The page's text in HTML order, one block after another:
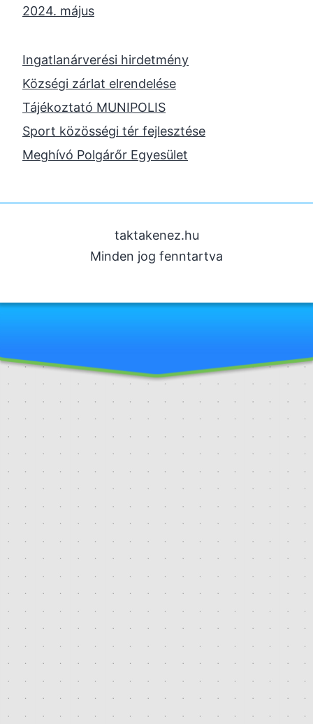
2024. május
2023. november
2023. október
2023. szeptember
2023. június
2023. február
2022. november
2022. május
2021. szeptember
2020. május
2020. február
2020. január
2019. november
2019. október
2019. augusztus
2019. február
Ingatlanárverési hirdetmény
Községi zárlat elrendelése
Tájékoztató MUNIPOLIS
Sport közösségi tér fejlesztése
Meghívó Polgárőr Egyesület
taktakenez.hu
Minden jog fenntartva